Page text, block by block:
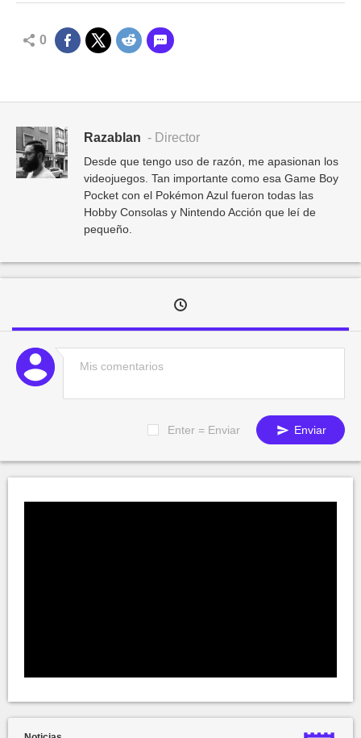
0
Razablan - Director
Desde que tengo uso de razón, me apasionan los
videojuegos. Tan importante como esa Game Boy
Pocket con el Pokémon Azul fueron todas las
Hobby Consolas y Nintendo Acción que leí de
pequeño.
Enter = Enviar Enviar